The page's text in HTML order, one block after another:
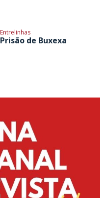
Entrelinhas
Prisão de Buxexa